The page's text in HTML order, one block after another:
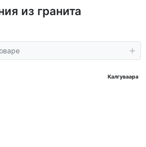
из гранита
Калгуваара